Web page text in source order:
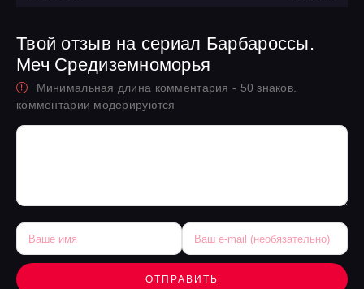
Твой отзыв на сериал Барбароссы.
Меч Средиземноморья
Минимальная длина комментария - 50 знаков.
комментарии модерируются
ОТПРАВИТЬ